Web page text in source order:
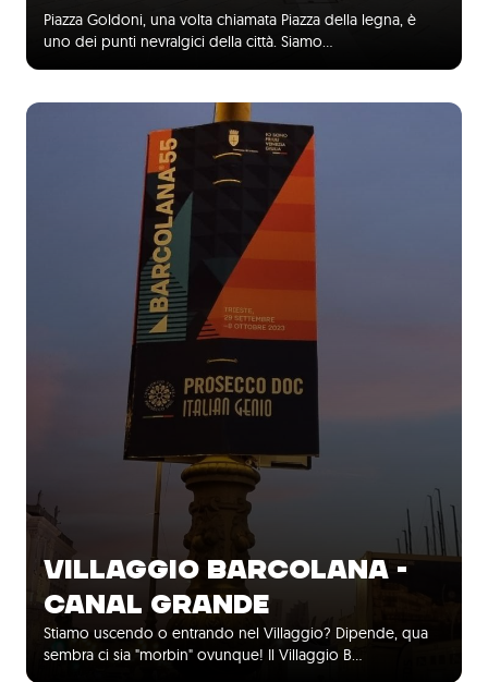
Piazza Goldoni, una volta chiamata Piazza della legna, è
uno dei punti nevralgici della città. Siamo…
VILLAGGIO BARCOLANA -
CANAL GRANDE
Stiamo uscendo o entrando nel Villaggio? Dipende, qua
sembra ci sia "morbin" ovunque! Il Villaggio B…